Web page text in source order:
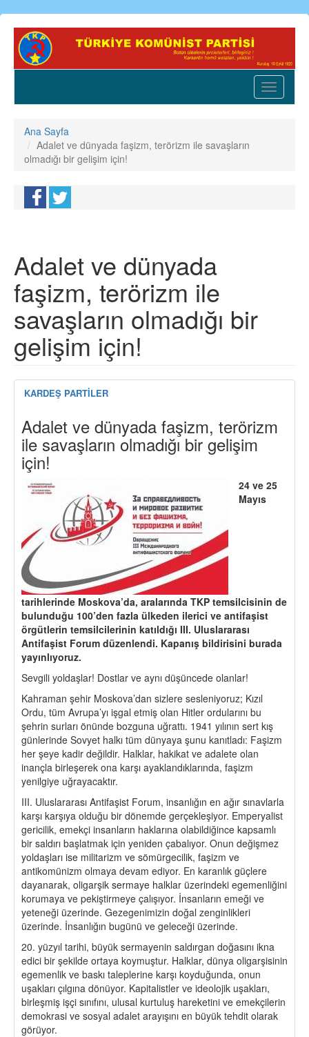
Ana
içeriğe
Toggle
Ana Sayfa
Adalet ve dünyada faşizm, terörizm ile savaşların
olmadığı bir gelişim için!
Adalet ve dünyada
faşizm, terörizm ile
savaşların olmadığı bir
gelişim için!
KARDEŞ PARTİLER
Adalet ve dünyada faşizm, terörizm
ile savaşların olmadığı bir gelişim
için!
24 ve 25
Mayıs
tarihlerinde Moskova’da, aralarında TKP temsilcisinin de
bulunduğu 100’den fazla ülkeden ilerici ve antifaşist
örgütlerin temsilcilerinin katıldığı III. Uluslararası
Antifaşist Forum düzenlendi. Kapanış bildirisini burada
yayınlıyoruz.
Sevgili yoldaşlar! Dostlar ve aynı düşüncede olanlar!
Kahraman şehir Moskova’dan sizlere sesleniyoruz; Kızıl
Ordu, tüm Avrupa’yı işgal etmiş olan Hitler ordularını bu
şehrin surları önünde bozguna uğrattı. 1941 yılının sert kış
günlerinde Sovyet halkı tüm dünyaya şunu kanıtladı: Faşizm
her şeye kadir değildir. Halklar, hakikat ve adalete olan
inançla birleşerek ona karşı ayaklandıklarında, faşizm
yenilgiye uğrayacaktır.
III. Uluslararası Antifaşist Forum, insanlığın en ağır sınavlarla
karşı karşıya olduğu bir dönemde gerçekleşiyor. Emperyalist
gericilik, emekçi insanların haklarına olabildiğince kapsamlı
bir saldırı başlatmak için yeniden çabalıyor. Onun değişmez
yoldaşları ise militarizm ve sömürgecilik, faşizm ve
antikomünizm olmaya devam ediyor. En karanlık güçlere
dayanarak, oligarşik sermaye halklar üzerindeki egemenliğini
korumaya ve pekiştirmeye çalışıyor. İnsanların emeği ve
yeteneği üzerinde. Gezegenimizin doğal zenginlikleri
üzerinde. İnsanlığın bugünü ve geleceği üzerinde.
20. yüzyıl tarihi, büyük sermayenin saldırgan doğasını ikna
edici bir şekilde ortaya koymuştur. Halklar, dünya oligarşisinin
egemenlik ve baskı taleplerine karşı koyduğunda, onun
uşakları çılgına dönüyor. Kapitalistler ve ideolojik uşakları,
birleşmiş işçi sınıfını, ulusal kurtuluş hareketini ve emekçilerin
demokrasi ve sosyal adalet arayışını en büyük tehdit olarak
görüyor.